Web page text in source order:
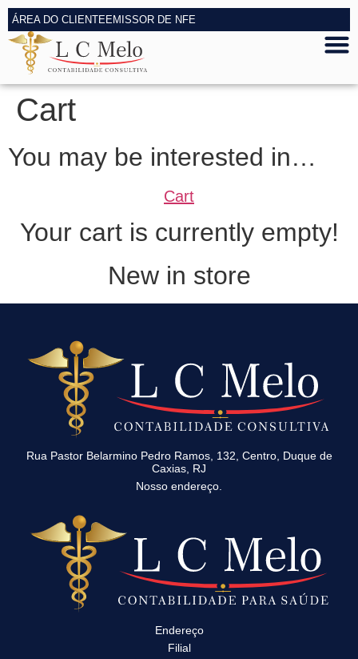
ÁREA DO CLIENTEEMISSOR DE NFE
Cart
You may be interested in…
Cart
Your cart is currently empty!
New in store
Rua Pastor Belarmino Pedro Ramos, 132, Centro, Duque de
Caxias, RJ
Nosso endereço.
Endereço
Filial